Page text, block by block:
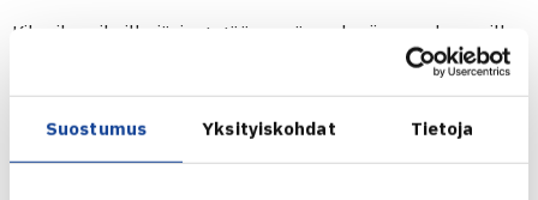
Suostumus Yksityiskohdat Tietoja
Kilpailupaikoilla järjestetään myös pelaajien vanhemmille
ja muille taustajoukoille lasten ja nuorten kilpailu- ja
valmennustoiminnasta alustuksia ja infotilaisuuksia.
Oheistapahtumia rakennettaan kilpailu- ja
paikkakuntakohtaisesti.